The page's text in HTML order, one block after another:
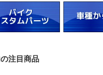
注目商品